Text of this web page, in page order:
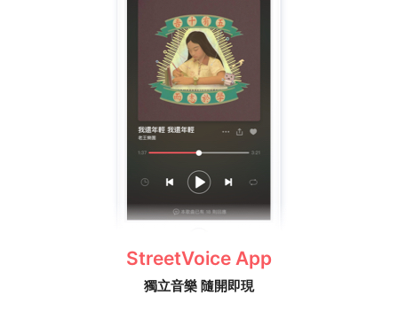
StreetVoice App
獨立音樂 隨開即現